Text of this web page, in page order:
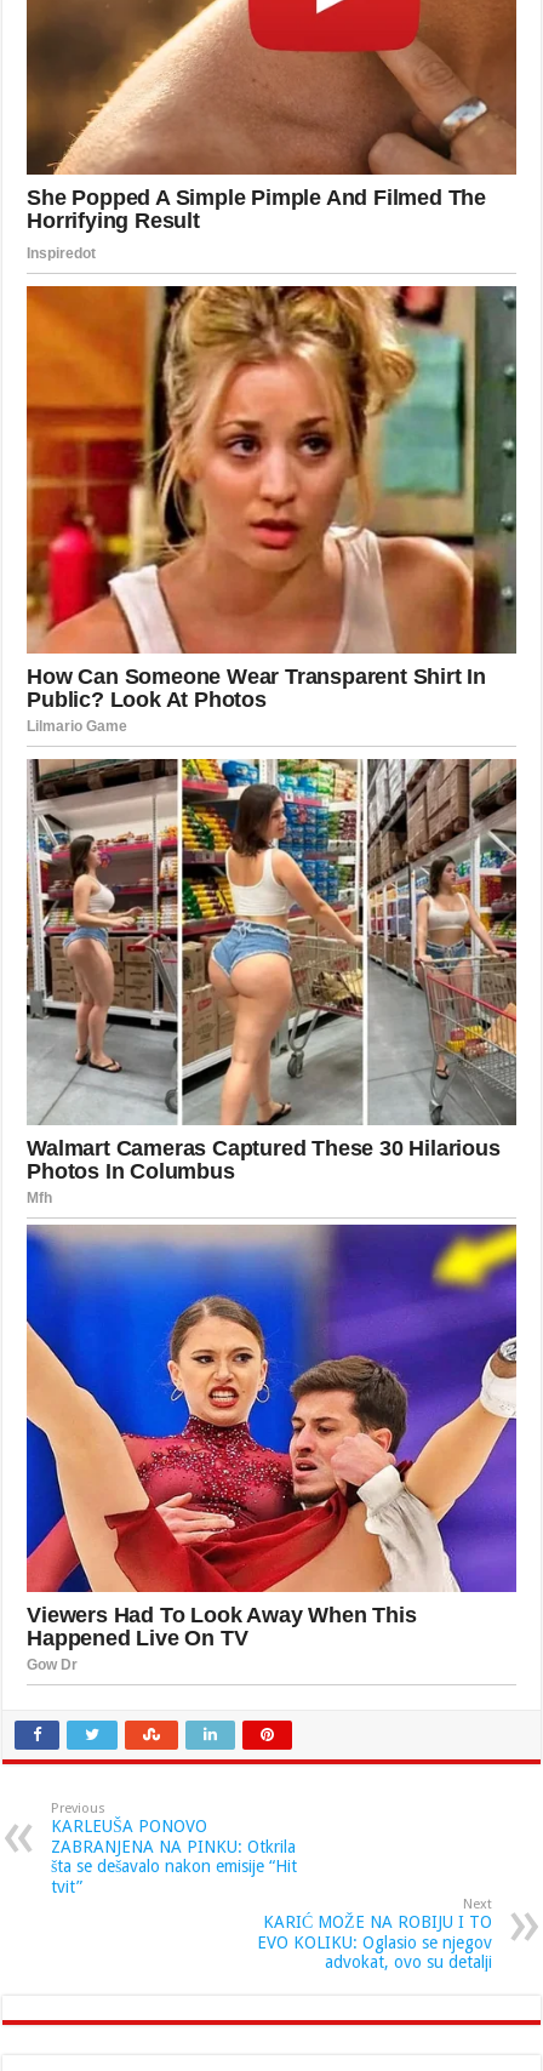
Previous
KARLEUŠA PONOVO
ZABRANJENA NA PINKU: Otkrila
šta se dešavalo nakon emisije “Hit
tvit”
Next
KARIĆ MOŽE NA ROBIJU I TO
EVO KOLIKU: Oglasio se njegov
advokat, ovo su detalji